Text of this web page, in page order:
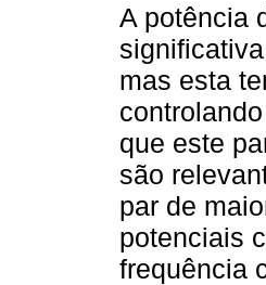
A potência
mas esta
que este
são
par de
potenciais
frequência